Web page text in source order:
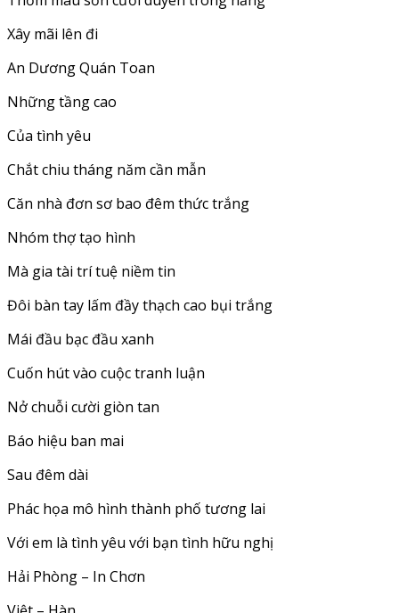
Xây mãi lên đi
An Dương Quán Toan
Những tầng cao
Của tình yêu
Chắt chiu tháng năm cần mẫn
Căn nhà đơn sơ bao đêm thức trắng
Nhóm thợ tạo hình
Mà gia tài trí tuệ niềm tin
Đôi bàn tay lấm đầy thạch cao bụi trắng
Mái đầu bạc đầu xanh
Cuốn hút vào cuộc tranh luận
Nở chuỗi cười giòn tan
Báo hiệu ban mai
Sau đêm dài
Phác họa mô hình thành phố tương lai
Với em là tình yêu với bạn tình hữu nghị
Hải Phòng – In Chơn